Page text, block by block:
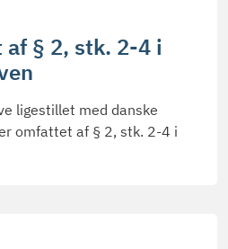
§ 2, stk. 2-4 i
ligestillet med danske
omfattet af § 2, stk. 2-4 i